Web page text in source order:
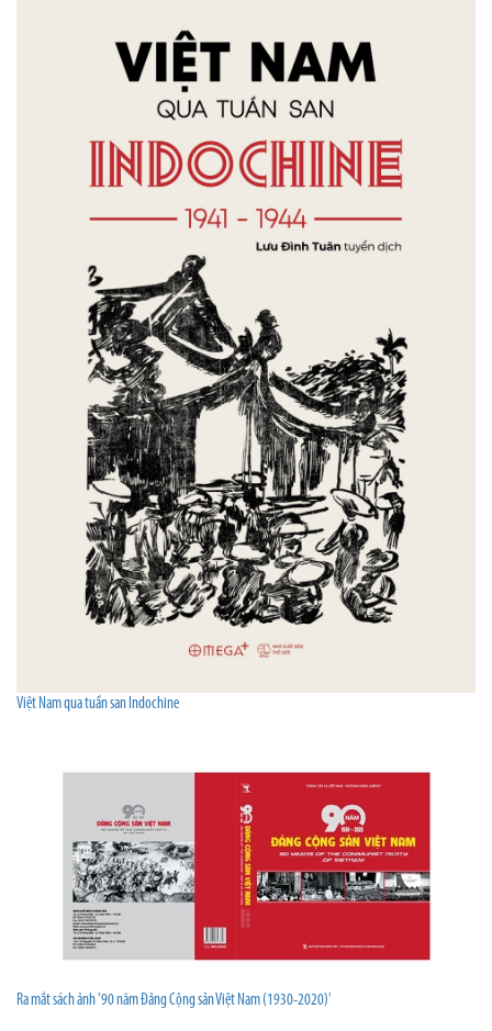
Việt Nam qua tuần san Indochine
Ra mắt sách ảnh '90 năm Đảng Cộng sản Việt Nam (1930-2020)'